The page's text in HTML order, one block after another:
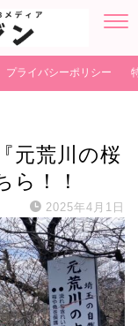
プライバシーポリシー
元荒川の桜
ら！！
2025年4月1日